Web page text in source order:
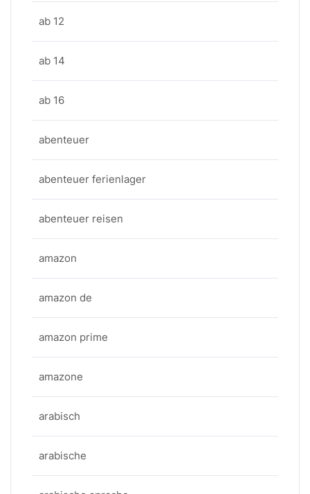
ab 12
ab 14
ab 16
abenteuer
abenteuer ferienlager
abenteuer reisen
amazon
amazon de
amazon prime
amazone
arabisch
arabische